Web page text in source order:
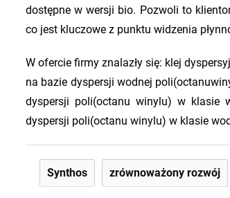
dostępne w wersji bio. Pozwoli to
co jest kluczowe z punktu widzenia
W ofercie firmy znalazły się: klej
na bazie dyspersji wodnej
dyspersji poli(octanu winylu) w klasie
dyspersji poli(octanu winylu) w klasie
Synthos zrównoważony rozwój